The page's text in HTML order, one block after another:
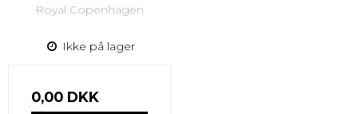
Royal Copenhagen
Ikke på lager
0,00 DKK